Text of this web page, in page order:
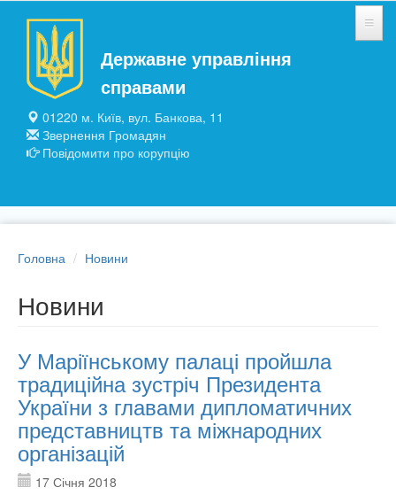
Державне управління
справами
01220 м. Київ, вул. Банкова, 11
Звернення Громадян
Повідомити про корупцію
НОВИНИ
ПІДПРИЄМСТВА ТА УСТАНОВИ
Головна Новини
Новини
У Маріїнському палаці пройшла
традиційна зустріч Президента
України з главами дипломатичних
представництв та міжнародних
організацій
17 Січня 2018